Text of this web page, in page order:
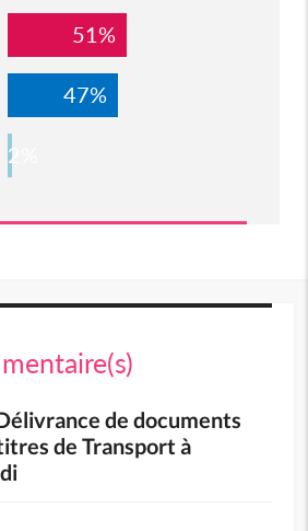
51%
47%
2%
de documents
de Transport à